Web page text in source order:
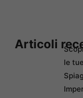
Articoli
le